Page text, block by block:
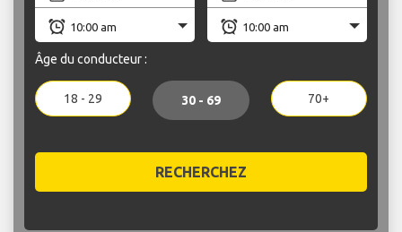
Âge du conducteur :
18 - 29 30 - 69 70+
RECHERCHEZ